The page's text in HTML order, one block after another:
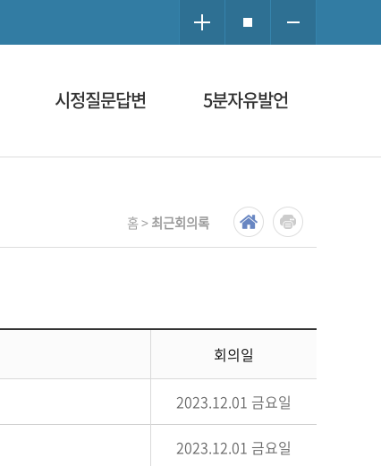
시정질문답변 5분자유발언
홈 >최근회의록
회의일
2023.12.01 금요일
2023.12.01 금요일